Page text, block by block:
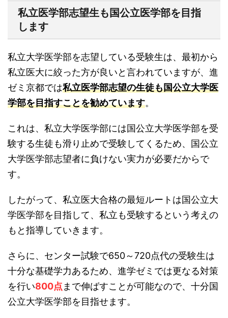
私立医学部志望生も国公立医学部を目指
します
私立大学医学部を志望している受験生は、最初から
私立医大に絞った方が良いと言われていますが、進
ゼミ京都では私立医学部志望の生徒も国公立大学医
学部を目指すことを勧めています。
これは、私立大学医学部には国公立大学医学部を受
験する生徒も滑り止めで受験してくるため、国公立
大学医学部志望者に負けない実力が必要だからで
す。
したがって、私立医大合格の最短ルートは国公立大
学医学部を目指して、私立も受験するという考えの
もと指導していきます。
さらに、センター試験で650～720点代の受験生は
十分な基礎学力あるため、進学ゼミでは更なる対策
を行い800点 まで伸ばすことが可能なので、十分国
公立大学医学部を目指せます。